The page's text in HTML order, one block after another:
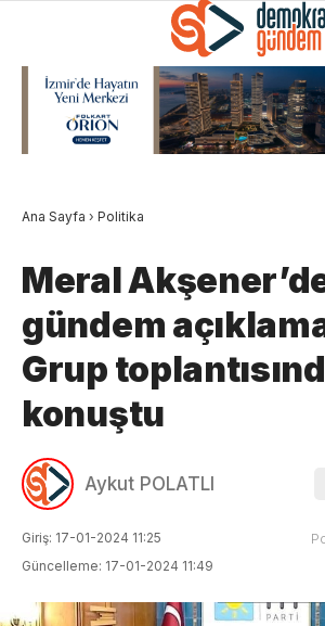
Ana Sayfa › Politika
Meral
gündem
Grup
konuştu
Aykut POLATLI
Giriş: 17-01-2024 11:25
Güncelleme: 17-01-2024 11:49